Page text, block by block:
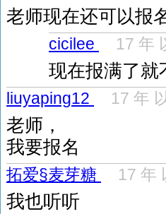
老师现在还可以
cicilee 17 年
现在报满了就
liuyaping12 17 年
老师，
我要报名
拓爱§麦芽糖 17 年
我也听听